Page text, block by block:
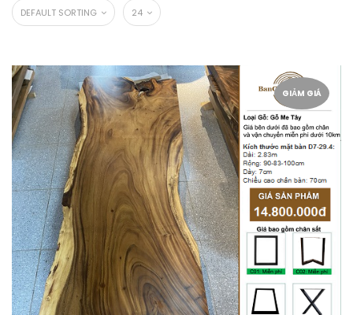
DEFAULT SORTING 24
GIẢM GIÁ